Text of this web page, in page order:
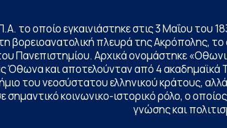
το οποίο εγκαινιάστηκε στις 3 Μαΐου του
βορειοανατολική πλευρά της Ακρόπολης, το
Πανεπιστημίου. Αρχικά ονομάστηκε
Όθωνα και αποτελούνταν από 4
του νεοσύστατου ελληνικού κράτους,
σημαντικό κοινωνικο-ιστορικό ρόλο, ο
γνώσης και